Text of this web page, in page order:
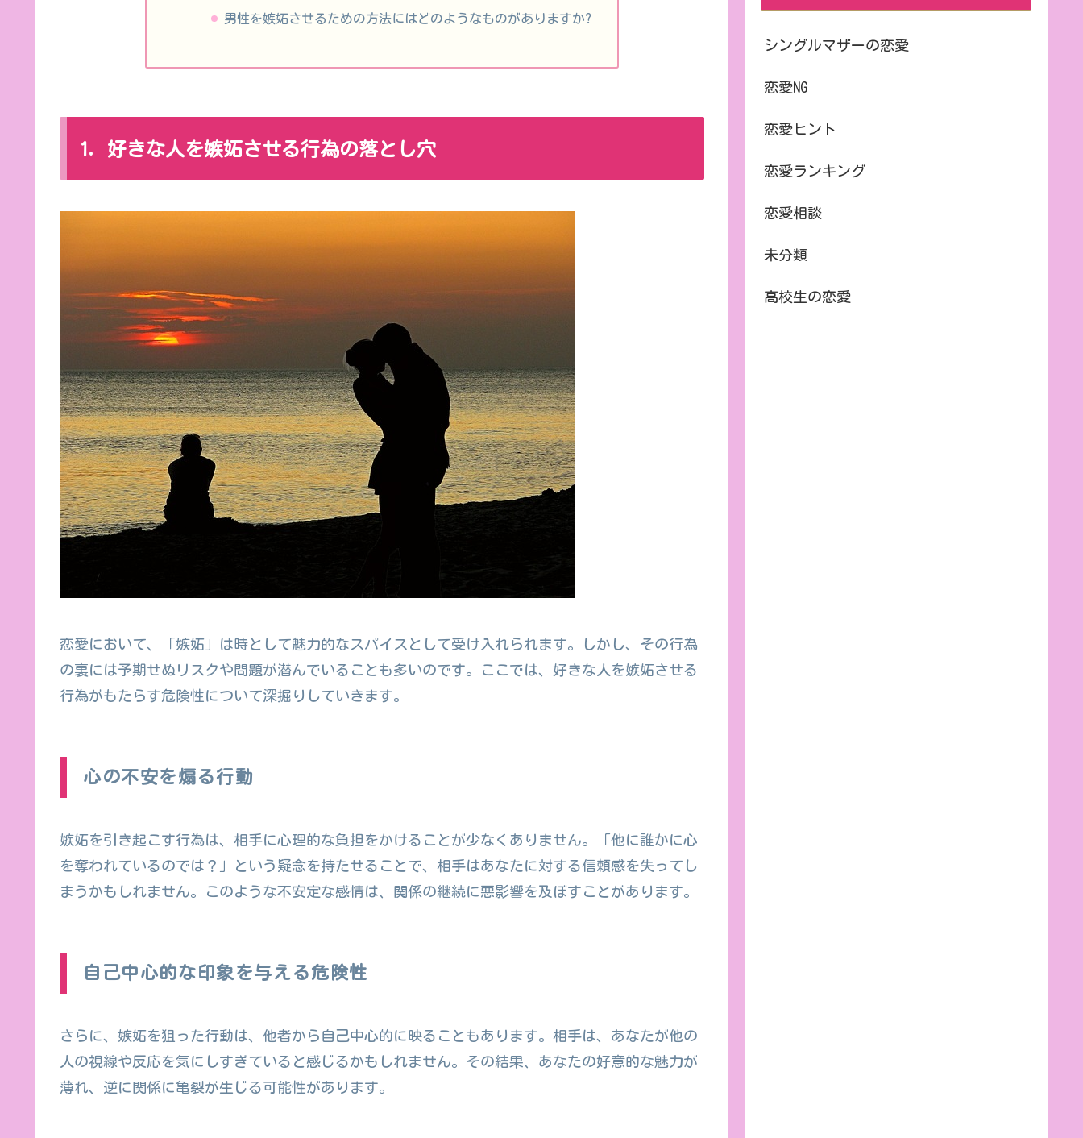
男性を嫉妬させるための方法にはどのようなものがありますか?
1. 好きな人を嫉妬させる行為の落とし穴
恋愛において、「嫉妬」は時として魅力的なスパイスとして受け入れられます。しかし、その行為
の裏には予期せぬリスクや問題が潜んでいることも多いのです。ここでは、好きな人を嫉妬させる
行為がもたらす危険性について深掘りしていきます。
心の不安を煽る行動
嫉妬を引き起こす行為は、相手に心理的な負担をかけることが少なくありません。「他に誰かに心
を奪われているのでは？」という疑念を持たせることで、相手はあなたに対する信頼感を失ってし
まうかもしれません。このような不安定な感情は、関係の継続に悪影響を及ぼすことがあります。
自己中心的な印象を与える危険性
さらに、嫉妬を狙った行動は、他者から自己中心的に映ることもあります。相手は、あなたが他の
人の視線や反応を気にしすぎていると感じるかもしれません。その結果、あなたの好意的な魅力が
薄れ、逆に関係に亀裂が生じる可能性があります。
シングルマザーの恋愛
恋愛NG
恋愛ヒント
恋愛ランキング
恋愛相談
未分類
高校生の恋愛